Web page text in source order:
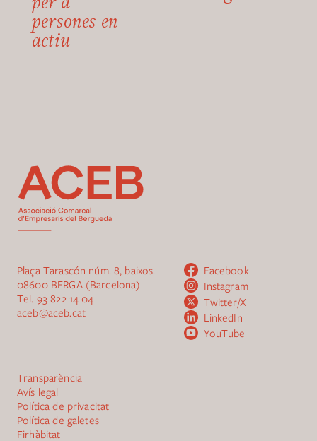
persones en
actiu
Plaça Tarascón núm. 8, baixos.
08600 BERGA (Barcelona)
Tel. 93 822 14 04
aceb@aceb.cat
Facebook
Instagram
Twitter/X
LinkedIn
YouTube
Transparència
Avís legal
Política de privacitat
Política de galetes
Firhàbitat